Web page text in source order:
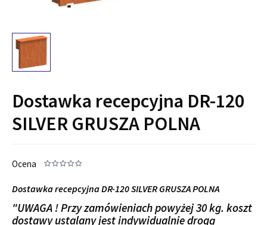
Dostawka recepcyjna DR-120
SILVER GRUSZA POLNA
Ocena
Dostawka recepcyjna DR-120 SILVER GRUSZA POLNA
"UWAGA ! Przy zamówieniach powyżej 30 kg. koszt
dostawy ustalany jest indywidualnie drogą